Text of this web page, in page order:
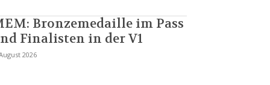
Bronzemedaille im Pass
Finalisten in der V1
2026